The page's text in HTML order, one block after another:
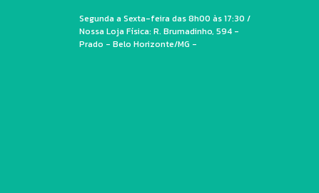
Segunda a Sexta-feira das 8h00 às 17:30 /
Nossa Loja Física: R. Brumadinho, 594 -
Prado - Belo Horizonte/MG -